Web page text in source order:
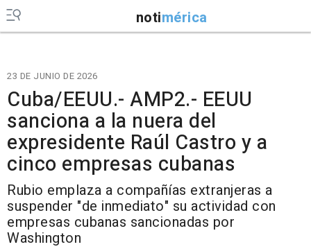
notimérica
23 DE JUNIO DE 2026
Cuba/EEUU.- AMP2.- EEUU
sanciona a la nuera del
expresidente Raúl Castro y a
cinco empresas cubanas
Rubio emplaza a compañías extranjeras a
suspender "de inmediato" su actividad con
empresas cubanas sancionadas por
Washington